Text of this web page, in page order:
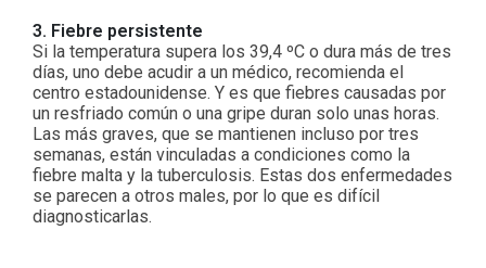
3. Fiebre persistente
Si la temperatura supera los 39,4 ºC o dura más de tres
días, uno debe acudir a un médico, recomienda el
centro estadounidense. Y es que fiebres causadas por
un resfriado común o una gripe duran solo unas horas.
Las más graves, que se mantienen incluso por tres
semanas, están vinculadas a condiciones como la
fiebre malta y la tuberculosis. Estas dos enfermedades
se parecen a otros males, por lo que es difícil
diagnosticarlas.